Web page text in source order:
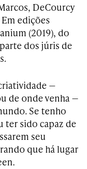
DeCourcy
edições
(2019), do
dos júris de
—
de onde venha —
Se tenho
ter sido capaz de
seu
que há lugar